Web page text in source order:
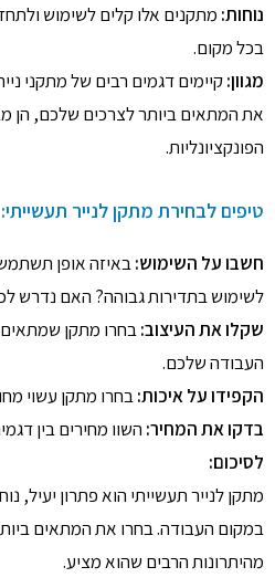
נוחות: מתקנים אלו קלים לשימוש
בכל מקום.
מגוון:קיימים דגמים רבים של מתקני
את המתאים ביותר לצרכים שלכם, הן
הפונקציונליות.
טיפים לבחירת מתקן לנייר תעשייתי:
חשבו על השימוש:באיזה אופן
לשימוש בתדירות גבוהה? האם נדרש
שקלו את העיצוב:בחרו מתקן שמתאים
העבודה שלכם.
הקפידו על איכות:בחרו מתקן עשוי
בדקו את המחיר: השוו מחירים בין
לסיכום:
מתקן לנייר תעשייתי הוא פתרון יעיל, נוח
במקום העבודה. בחרו את המתאים
מהיתרונות הרבים שהוא מציע.